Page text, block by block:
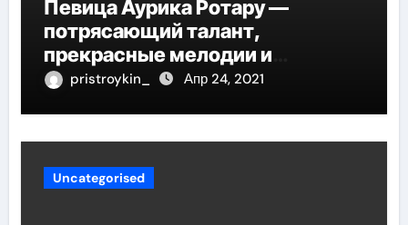
Певица Аурика Ротару —
потрясающий талант,
прекрасные мелодии и
интересные моменты из её
pristroykin_ Апр 24, 2021
Uncategorised